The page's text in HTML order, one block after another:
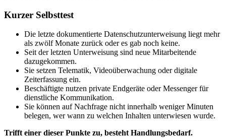
Kurzer Selbsttest
Die letzte dokumentierte Datenschutzunterweisung liegt mehr
als zwölf Monate zurück oder es gab noch keine.
Seit der letzten Unterweisung sind neue Mitarbeitende
dazugekommen.
Sie setzen Telematik, Videoüberwachung oder digitale
Zeiterfassung ein.
Beschäftigte nutzen private Endgeräte oder Messenger für
dienstliche Kommunikation.
Sie können auf Nachfrage nicht innerhalb weniger Minuten
belegen, wer wann zu welchen Inhalten unterwiesen wurde.
Trifft einer dieser Punkte zu, besteht Handlungsbedarf.